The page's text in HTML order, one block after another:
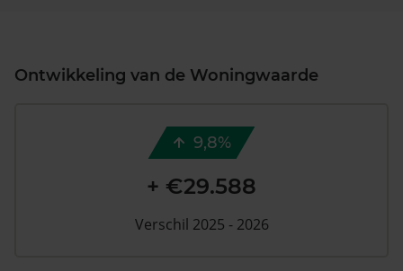
Ontwikkeling van de Woningwaarde
9,8%
+ €29.588
Verschil 2025 - 2026